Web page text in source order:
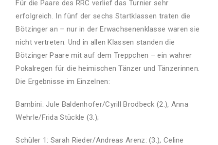
Für die Paare des RRC verlief das Turnier sehr
erfolgreich. In fünf der sechs Startklassen traten die
Bötzinger an – nur in der Erwachsenenklasse waren sie
nicht vertreten. Und in allen Klassen standen die
Bötzinger Paare mit auf dem Treppchen – ein wahrer
Pokalregen für die heimischen Tänzer und Tänzerinnen.
Die Ergebnisse im Einzelnen:
Bambini: Jule Baldenhofer/Cyrill Brodbeck (2.), Anna
Wehrle/Frida Stückle (3.);
Schüler 1: Sarah Rieder/Andreas Arenz: (3.), Celine